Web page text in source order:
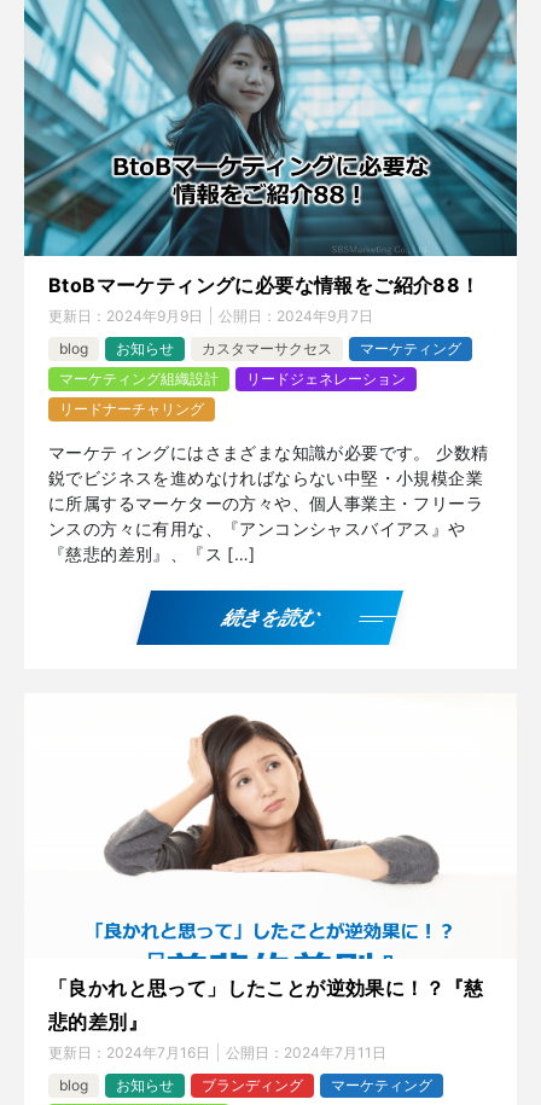
BtoBマーケティングに必要な情報をご紹介88！
更新日： 2024年9月9日 公開日： 2024年9月7日
blog
お知らせ カスタマーサクセス
マーケティング
マーケティング組織設計
リードジェネレーション
リードナーチャリング
マーケティングにはさまざまな知識が必要です。 少数精
鋭でビジネスを進めなければならない中堅・小規模企業
に所属するマーケターの方々や、個人事業主・フリーラ
ンスの方々に有用な、『アンコンシャスバイアス』や
『慈悲的差別』、『ス […]
続きを読む
「良かれと思って」したことが逆効果に！？『慈
悲的差別』
更新日： 2024年7月16日 公開日： 2024年7月11日
blog
お知らせ ブランディング
マーケティング